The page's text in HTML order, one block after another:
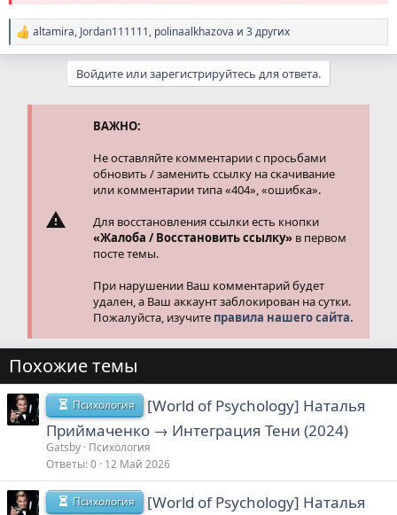
Р
е
altamira, Jordan111111, polinaalkhazova и 3 других
Войдите или зарегистрируйтесь для ответа.
ВАЖНО:
Не оставляйте комментарии с просьбами
обновить / заменить ссылку на скачивание
или комментарии типа «404», «ошибка».
Для восстановления ссылки есть кнопки
«Жалоба / Восстановить ссылку» в первом
посте темы.
При нарушении Ваш комментарий будет
удален, а Ваш аккаунт заблокирован на сутки.
Пожалуйста, изучите правила нашего сайта.
Похожие темы
Психология
[World of Psychology] Наталья
Приймаченко → Интеграция Тени (2024)
Gatsby Психология
Ответы 0 12 Май 2026
Психология
[World of Psychology] Наталья